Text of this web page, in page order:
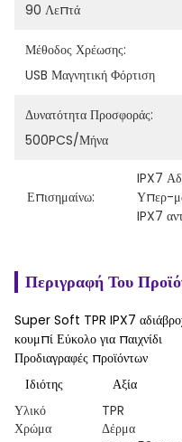
90 Λεπτά
Μέθοδος Χρέωσης:
USB Μαγνητική Φόρτιση
Δυνατότητα Προσφοράς:
500PCS/μήνα
Επισημαίνω:
IPX7
Υπερ-
IPX7
Περιγραφή Του
Super Soft TPR IPX7
κουμπί Εύκολο για παιχνίδι
Προδιαγραφές προϊόντων
Ιδιότης
Αξία
Υλικό
TPR
Χρώμα
Δέρμα